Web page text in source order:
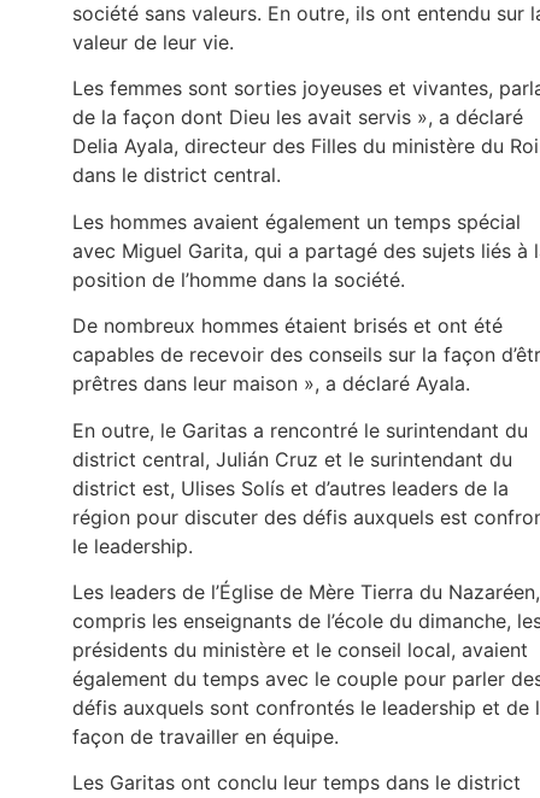
société sans valeurs. En outre, ils ont entendu sur
valeur de leur vie.
Les femmes sont sorties joyeuses et vivantes,
de la façon dont Dieu les avait servis », a déclaré
Delia Ayala, directeur des Filles du ministère du Roi
dans le district central.
Les hommes avaient également un temps spécial
avec Miguel Garita, qui a partagé des sujets liés à
position de l’homme dans la société.
De nombreux hommes étaient brisés et ont été
capables de recevoir des conseils sur la façon
prêtres dans leur maison », a déclaré Ayala.
En outre, le Garitas a rencontré le surintendant du
district central, Julián Cruz et le surintendant du
district est, Ulises Solís et d’autres leaders de la
région pour discuter des défis auxquels est
le leadership.
Les leaders de l’Église de Mère Tierra du
compris les enseignants de l’école du dimanche,
présidents du ministère et le conseil local, avaient
également du temps avec le couple pour parler
défis auxquels sont confrontés le leadership et de
façon de travailler en équipe.
Les Garitas ont conclu leur temps dans le district